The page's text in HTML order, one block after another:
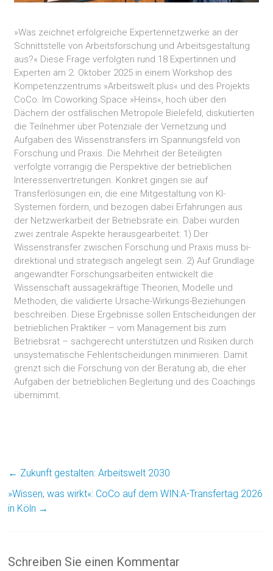
»Was zeichnet erfolgreiche Expertennetzwerke an der
Schnittstelle von Arbeitsforschung und Arbeitsgestaltung
aus?« Diese Frage verfolgten rund 18 Expertinnen und
Experten am 2. Oktober 2025 in einem Workshop des
Kompetenzzentrums »Arbeitswelt.plus« und des Projekts
CoCo. Im Coworking Space »Heins«, hoch über den
Dächern der ostfälischen Metropole Bielefeld, diskutierten
die Teilnehmer über Potenziale der Vernetzung und
Aufgaben des Wissenstransfers im Spannungsfeld von
Forschung und Praxis. Die Mehrheit der Beteiligten
verfolgte vorrangig die Perspektive der betrieblichen
Interessenvertretungen. Konkret gingen sie auf
Transferlösungen ein, die eine Mitgestaltung von KI-
Systemen fördern, und bezogen dabei Erfahrungen aus
der Netzwerkarbeit der Betriebsräte ein. Dabei wurden
zwei zentrale Aspekte herausgearbeitet: 1) Der
Wissenstransfer zwischen Forschung und Praxis muss bi-
direktional und strategisch angelegt sein. 2) Auf Grundlage
angewandter Forschungsarbeiten entwickelt die
Wissenschaft aussagekräftige Theorien, Modelle und
Methoden, die validierte Ursache-Wirkungs-Beziehungen
beschreiben. Diese Ergebnisse sollen Entscheidungen der
betrieblichen Praktiker – vom Management bis zum
Betriebsrat – sachgerecht unterstützen und Risiken durch
unsystematische Fehlentscheidungen minimieren. Damit
grenzt sich die Forschung von der Beratung ab, die eher
Aufgaben der betrieblichen Begleitung und des Coachings
übernimmt.
← Zukunft gestalten: Arbeitswelt 2030
»Wissen, was wirkt«: CoCo auf dem WIN:A-Transfertag 2026
in Köln →
Schreiben Sie einen Kommentar